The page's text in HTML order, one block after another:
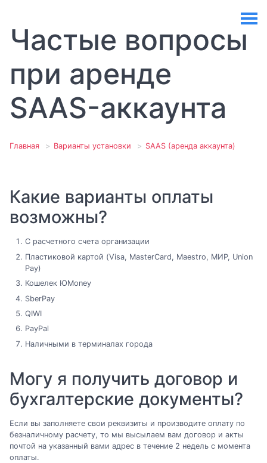
Частые вопросы
при аренде
SAAS-аккаунта
Главная Варианты установки SAAS (аренда аккаунта)
Какие варианты оплаты
возможны?
С расчетного счета организации
Пластиковой картой (Visa, MasterCard, Maestro, МИР, Union
Pay)
Кошелек ЮMoney
SberPay
QIWI
PayPal
Наличными в терминалах города
Могу я получить договор и
бухгалтерские документы?
Если вы заполняете свои реквизиты и производите оплату по
безналичному расчету, то мы высылаем вам договор и акты
почтой на указанный вами адрес в течение 2 недель с момента
оплаты.